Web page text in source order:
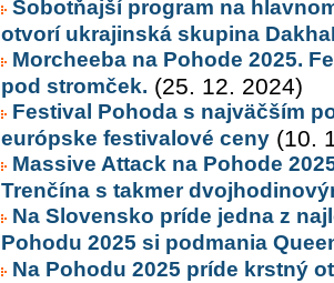
Sobotňajší program na
otvorí ukrajinská skupina
Morcheeba na Pohode 2025.
pod stromček. (25. 12. 2024)
Festival Pohoda s najväčším
európske festivalové ceny (10.
Massive Attack na Pohode
Trenčína s takmer
Na Slovensko príde jedna z
Pohodu 2025 si podmania
Na Pohodu 2025 príde krstný